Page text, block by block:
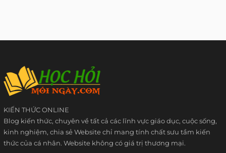
KIẾN THỨC ONLINE
Blog kiến thức, chuyên về tất cả các lĩnh vực giáo dục, cuộc sống,
kinh nghiệm, chia sẻ Website chỉ mang tính chất sưu tầm kiến
thức của cá nhân. Website không có giá trị thương mại.